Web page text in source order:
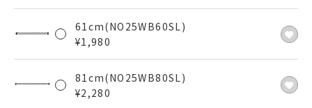
61cm(NO25WB60SL)
¥1,980
81cm(NO25WB80SL)
¥2,280